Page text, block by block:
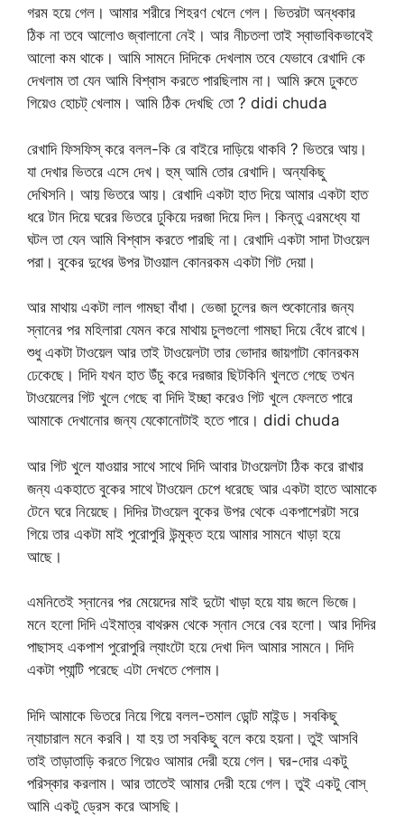
গরম হয়ে গেল। আমার শরীরে শিহরণ খেলে গেল। ভিতরটা অন্ধকার
ঠিক না তবে আলোও জ্বালানো নেই। আর নীচতলা তাই স্বাভাবিকভাবেই
আলো কম থাকে। আমি সামনে দিদিকে দেখলাম তবে যেভাবে রেখাদি কে
দেখলাম তা যেন আমি বিশ্বাস করতে পারছিলাম না। আমি রুমে ঢুকতে
গিয়েও হোচট্ খেলাম। আমি ঠিক দেখছি তো ? didi chuda
রেখাদি ফিসফিস্ করে বলল-কি রে বাইরে দাড়িয়ে থাকবি ? ভিতরে আয়।
যা দেখার ভিতরে এসে দেখ। হুম্ আমি তোর রেখাদি। অন্যকিছু
দেখিসনি। আয় ভিতরে আয়। রেখাদি একটা হাত দিয়ে আমার একটা হাত
ধরে টান দিয়ে ঘরের ভিতরে ঢুকিয়ে দরজা দিয়ে দিল। কিন্তু এরমধ্যে যা
ঘটল তা যেন আমি বিশ্বাস করতে পারছি না। রেখাদি একটা সাদা টাওয়েল
পরা। বুকের দুধের উপর টাওয়াল কোনরকম একটা গিট দেয়া।
আর মাথায় একটা লাল গামছা বাঁধা। ভেজা চুলের জল শুকোনোর জন্য
স্নানের পর মহিলারা যেমন করে মাথায় চুলগুলো গামছা দিয়ে বেঁধে রাখে।
শুধু একটা টাওয়েল আর তাই টাওয়েলটা তার ভোদার জায়গাটা কোনরকম
ঢেকেছে। দিদি যখন হাত উঁচু করে দরজার ছিটকিনি খুলতে গেছে তখন
টাওয়েলের গিট খুলে গেছে বা দিদি ইচ্ছা করেও গিট খুলে ফেলতে পারে
আমাকে দেখানোর জন্য যেকোনোটাই হতে পারে। didi chuda
আর গিট খুলে যাওয়ার সাথে সাথে দিদি আবার টাওয়েলটা ঠিক করে রাখার
জন্য একহাতে বুকের সাথে টাওয়েল চেপে ধরেছে আর একটা হাতে আমাকে
টেনে ঘরে নিয়েছে। দিদির টাওয়েল বুকের উপর থেকে একপাশেরটা সরে
গিয়ে তার একটা মাই পুরোপুরি উন্মুক্ত হয়ে আমার সামনে খাড়া হয়ে
আছে।
এমনিতেই স্নানের পর মেয়েদের মাই দুটো খাড়া হয়ে যায় জলে ভিজে।
মনে হলো দিদি এইমাত্র বাথরুম থেকে স্নান সেরে বের হলো। আর দিদির
পাছাসহ একপাশ পুরোপুরি ল্যাংটো হয়ে দেখা দিল আমার সামনে। দিদি
একটা প্যান্টি পরেছে এটা দেখতে পেলাম।
দিদি আমাকে ভিতরে নিয়ে গিয়ে বলল-তমাল ডোন্ট মাইন্ড। সবকিছু
ন্যাচারাল মনে করবি। যা হয় তা সবকিছু বলে কয়ে হয়না। তুই আসবি
তাই তাড়াতাড়ি করতে গিয়েও আমার দেরী হয়ে গেল। ঘর-দোর একটু
পরিস্কার করলাম। আর তাতেই আমার দেরী হয়ে গেল। তুই একটু বোস্
আমি একটু ড্রেস করে আসছি।